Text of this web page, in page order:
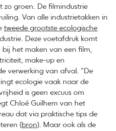
zo groen. De filmindustrie
Van alle industrietakken in
tweede grootste ecologische
Deze voetafdruk komt
het maken van een film,
make-up en
verwerking van afval. “De
ecologie vaak naar de
is geen excuus om
Chloé Guilhem van het
dat via praktische tips de
(bron). Maar ook als de